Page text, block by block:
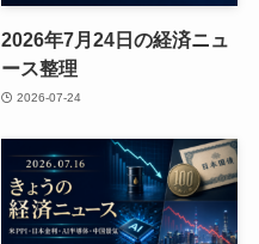
2026年7月24日の経済ニュ
ース整理
2026-07-24